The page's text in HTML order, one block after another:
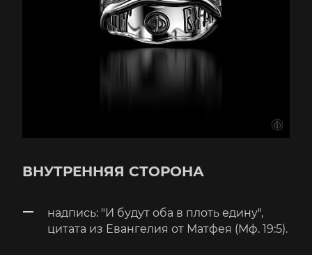
ВНУТРЕННЯЯ СТОРОНА
надпись: "И будут оба в плоть едину",
цитата из Евангелия от Матфея (Мф. 19:5).